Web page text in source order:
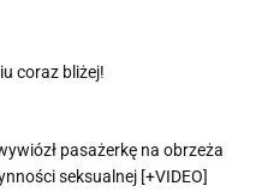
coraz bliżej!
pasażerkę na obrzeża
seksualnej [+VIDEO]